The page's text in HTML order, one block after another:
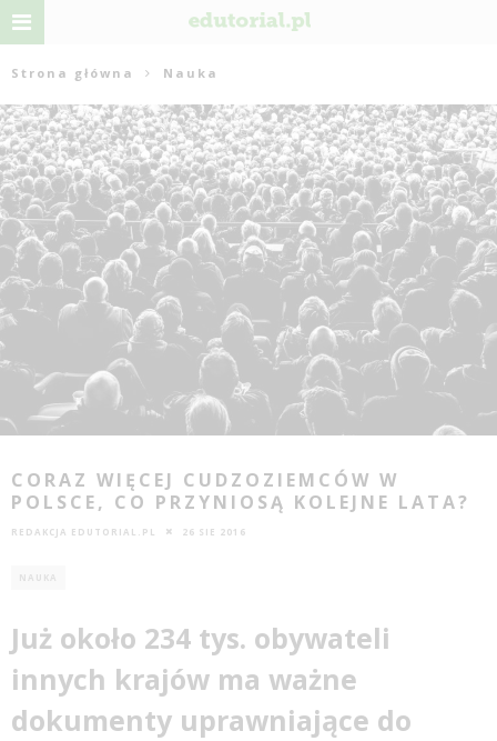
Strona główna Nauka
CORAZ WIĘCEJ CUDZOZIEMCÓW W
POLSCE, CO PRZYNIOSĄ KOLEJNE LATA?
REDAKCJA EDUTORIAL.PL 26 SIE 2016
NAUKA
Już około 234 tys. obywateli
innych krajów ma ważne
dokumenty uprawniające do